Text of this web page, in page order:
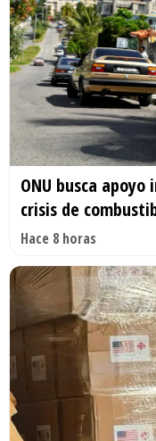
ONU busca
crisis de
Hace 8 horas